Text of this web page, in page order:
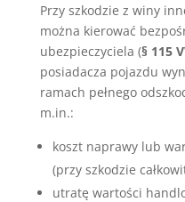
Przy szkodzie z winy
można kierować
ubezpieczyciela (§ 115
posiadacza pojazdu
ramach pełnego
m.in.:
koszt naprawy lub
(przy szkodzie
utratę wartości